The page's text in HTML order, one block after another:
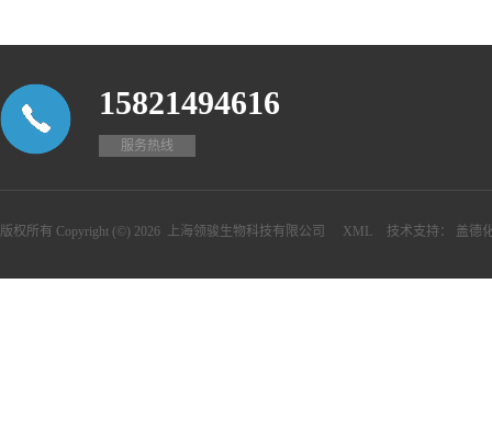
15821494616
服务热线
版权所有 Copyright (©) 2026 上海领骏生物科技有限公司 XML 技术支持： 盖德